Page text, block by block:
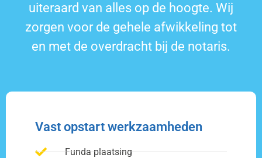
uiteraard van alles op de hoogte. Wij
zorgen voor de gehele afwikkeling tot
en met de overdracht bij de notaris.
Vast opstart werkzaamheden
Funda plaatsing